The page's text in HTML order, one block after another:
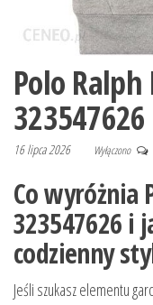
Polo
323547626
16 lipca 2026 Wyłączono
Co wyróżnia
323547626 i
codzienny
Jeśli szukasz elementu